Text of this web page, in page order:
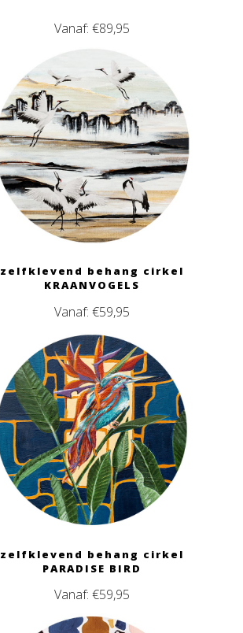
Vanaf: €89,95
zelfklevend behang cirkel
KRAANVOGELS
Vanaf: €59,95
zelfklevend behang cirkel
PARADISE BIRD
Vanaf: €59,95